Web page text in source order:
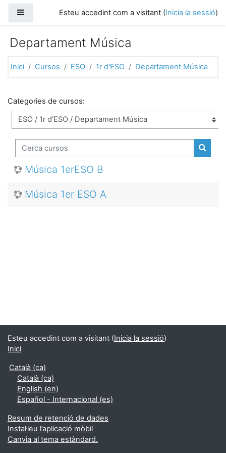
Panell lateralEsteu accedint com a visitant (Inicia la sessió)
Departament Música
Inici Cursos ESO 1r d'ESO Departament Música
Categories de cursos:
Cerca cursos
Cerca
Música 1erESO B
Música 1er ESO A
Esteu accedint com a visitant (Inicia la sessió)
Inici
Català ‎(ca)‎
Català ‎(ca)‎
English ‎(en)‎
Español - Internacional ‎(es)‎
Resum de retenció de dades
Instal·leu l’aplicació mòbil
Canvia al tema estàndard.